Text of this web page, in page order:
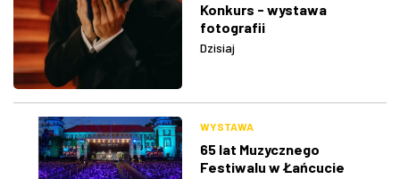
Konkurs - wystawa
fotografii
Dzisiaj
WYSTAWA
65 lat Muzycznego
Festiwalu w Łańcucie